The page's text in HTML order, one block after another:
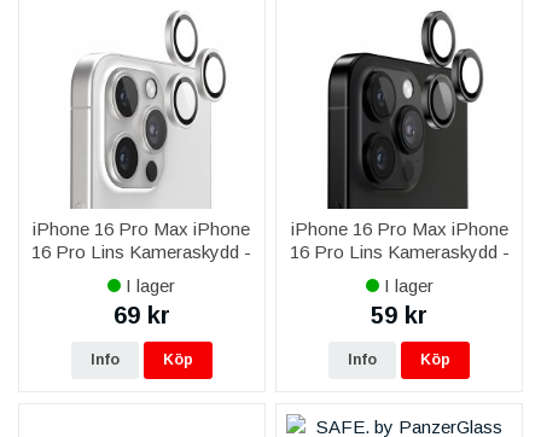
iPhone 16 Pro Max iPhone
16 Pro Lins Kameraskydd -
Silver
I lager
69 kr
Info Köp
iPhone 16 Pro Max iPhone
16 Pro Lins Kameraskydd -
Svart
I lager
59 kr
Info Köp